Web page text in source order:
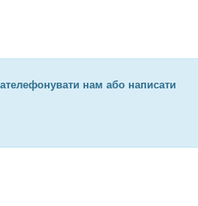
нам або написати